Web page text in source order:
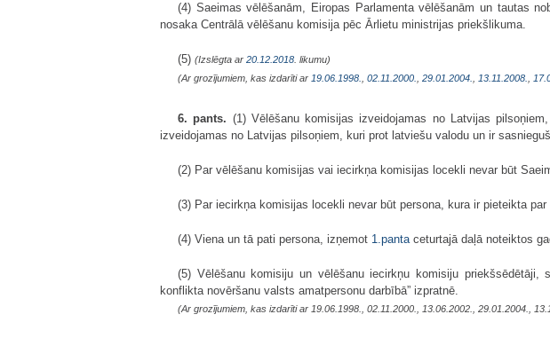
(4) Saeimas vēlēšanām, Eiropas Parlamenta vēlēšanām un tautas
nosaka Centrālā vēlēšanu komisija pēc Ārlietu ministrijas priekšlikuma.
(5) (Izslēgta ar 20.12.2018 . likumu)
(Ar grozījumiem, kas izdarīti ar 19.06.1998. 02.11.2000. 29.01.2004. 13.11.2008.
6. pants. (1) Vēlēšanu komisijas izveidojamas no Latvijas
izveidojamas no Latvijas pilsoņiem, kuri prot latviešu valodu un ir
(2) Par vēlēšanu komisijas vai iecirkņa komisijas locekli nevar būt
(3) Par iecirkņa komisijas locekli nevar būt persona, kura ir pieteikta
(4) Viena un tā pati persona, izņemot 1.pantaceturtajā daļā noteiktos
(5) Vēlēšanu komisiju un vēlēšanu iecirkņu komisiju
konflikta novēršanu valsts amatpersonu darbībā” izpratnē.
(Ar grozījumiem, kas izdarīti ar 19.06.1998., 02.11.2000., 13.06.2002., 29.01.2004.,